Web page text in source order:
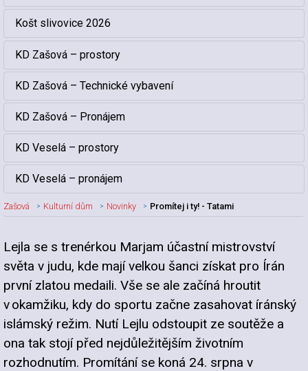
Košt slivovice 2026
KD Zašová – prostory
KD Zašová – Technické vybavení
KD Zašová – Pronájem
KD Veselá – prostory
KD Veselá – pronájem
Zašová Kulturní dům Novinky Promítej i ty! - Tatami
Nadpis článku
Lejla se s trenérkou Marjam účastní mistrovství
světa v judu, kde mají velkou šanci získat pro Írán
první zlatou medaili. Vše se ale začíná hroutit
v okamžiku, kdy do sportu začne zasahovat íránský
islámský režim. Nutí Lejlu odstoupit ze soutěže a
ona tak stojí před nejdůležitějším životním
rozhodnutím. Promítání se koná 24. srpna v